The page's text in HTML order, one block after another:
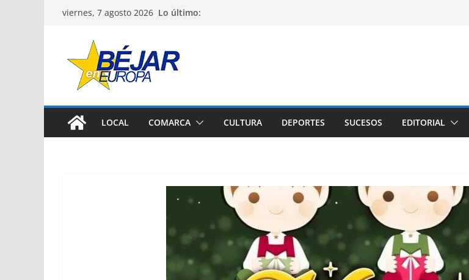
Saltarviernes, 7 agosto 2026 Lo último:
LOCAL COMARCA CULTURA DEPORTES SUCESOS EDITORIAL